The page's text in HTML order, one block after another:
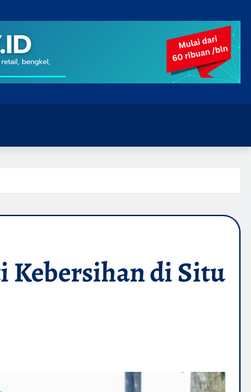
Kebersihan di Situ